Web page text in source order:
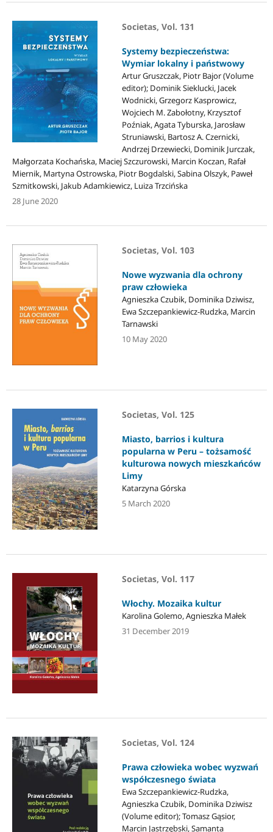
Societas, Vol. 131
Systemy bezpieczeństwa:
Wymiar lokalny i państwowy
Artur Gruszczak, Piotr Bajor (Volume
editor); Dominik Sieklucki, Jacek
Wodnicki, Grzegorz Kasprowicz,
Wojciech M. Zabołotny, Krzysztof
Poźniak, Agata Tyburska, Jarosław
Struniawski, Bartosz A. Czernicki,
Andrzej Drzewiecki, Dominik Jurczak,
Małgorzata Kochańska, Maciej Szczurowski, Marcin Koczan, Rafał
Miernik, Martyna Ostrowska, Piotr Bogdalski, Sabina Olszyk, Paweł
Szmitkowski, Jakub Adamkiewicz, Luiza Trzcińska
28 June 2020
Societas, Vol. 103
Nowe wyzwania dla ochrony
praw człowieka
Agnieszka Czubik, Dominika Dziwisz,
Ewa Szczepankiewicz-Rudzka, Marcin
Tarnawski
10 May 2020
Societas, Vol. 125
Miasto, barrios i kultura
popularna w Peru – tożsamość
kulturowa nowych mieszkańców
Limy
Katarzyna Górska
5 March 2020
Societas, Vol. 117
Włochy. Mozaika kultur
Karolina Golemo, Agnieszka Małek
31 December 2019
Societas, Vol. 124
Prawa człowieka wobec wyzwań
współczesnego świata
Ewa Szczepankiewicz-Rudzka,
Agnieszka Czubik, Dominika Dziwisz
(Volume editor); Tomasz Gąsior,
Marcin Jastrzębski, Samanta